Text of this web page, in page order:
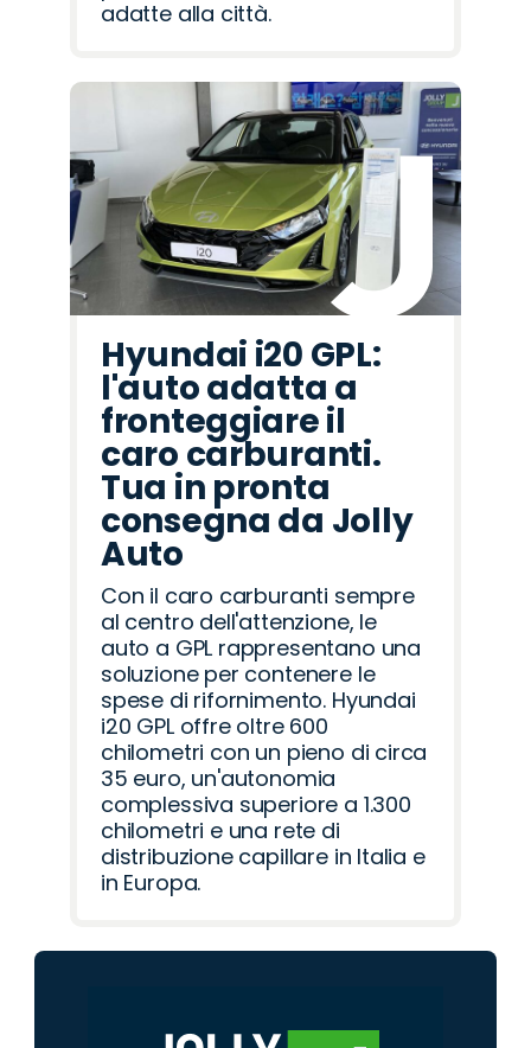
adatte alla città.
Hyundai i20 GPL:
l'auto adatta a
fronteggiare il
caro carburanti.
Tua in pronta
consegna da Jolly
Auto
Con il caro carburanti sempre
al centro dell'attenzione, le
auto a GPL rappresentano una
soluzione per contenere le
spese di rifornimento. Hyundai
i20 GPL offre oltre 600
chilometri con un pieno di circa
35 euro, un'autonomia
complessiva superiore a 1.300
chilometri e una rete di
distribuzione capillare in Italia e
in Europa.